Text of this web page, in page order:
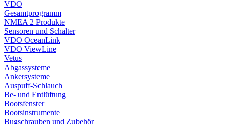
VDO
Gesamtprogramm
NMEA 2 Produkte
Sensoren und Schalter
VDO OceanLink
VDO ViewLine
Vetus
Abgassysteme
Ankersysteme
Auspuff-Schlauch
Be- und Entlüftung
Bootsfenster
Bootsinstrumente
Bugschrauben und Zubehör